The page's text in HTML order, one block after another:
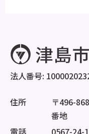
法人番号:
住所
〒496-
番地
電話
0567-24-